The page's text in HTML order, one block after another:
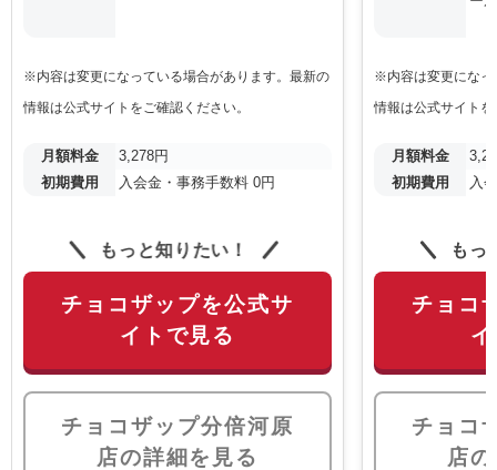
※内容は変更になっている場合があります。最新の
情報は公式サイトをご確認ください。
月額料金
3,278円
初期費用
入会金・事務手数料 0円
もっと知りたい！
チョコザップを公式サ
イトで見る
チョコザップ分倍河原
店の詳細を見る
※内容は変更になっ
情報は公式サイト
月額料金
初期費用
入
もっ
チョコ
チョコ
店